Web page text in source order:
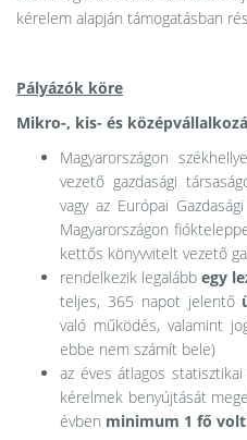
kérelem alapján támogatásban
Pályázók köre
Mikro-, kis- és
Magyarországon
vezető gazdasági
vagy az Európai
Magyarországon
kettős könyvvitelt vezető
rendelkezik legalább egy
teljes, 365 napot jelentő
való működés, valamint
ebbe nem számít bele)
az éves átlagos
kérelmek benyújtását
évben minimum 1 fő volt